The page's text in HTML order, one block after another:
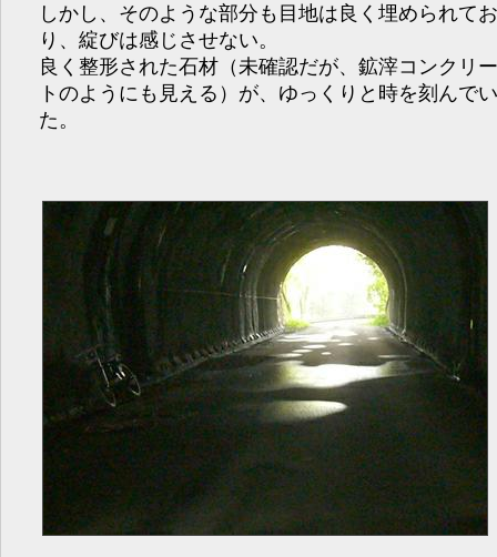
しかし、そのような部分も目地は良く埋められて
り、綻びは感じさせない。
良く整形された石材（未確認だが、鉱滓コンクリ
トのようにも見える）が、ゆっくりと時を刻んで
た。